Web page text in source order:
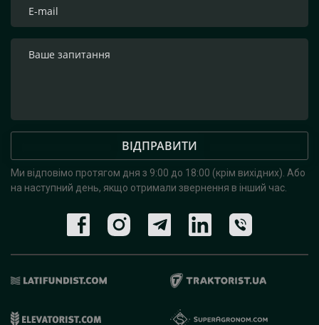
ВІДПРАВИТИ
Ми відповімо протягом дня з 9:00 до 18:00 (крім вихідних). Або
на наступний день, якщо отримали звернення в інший час.